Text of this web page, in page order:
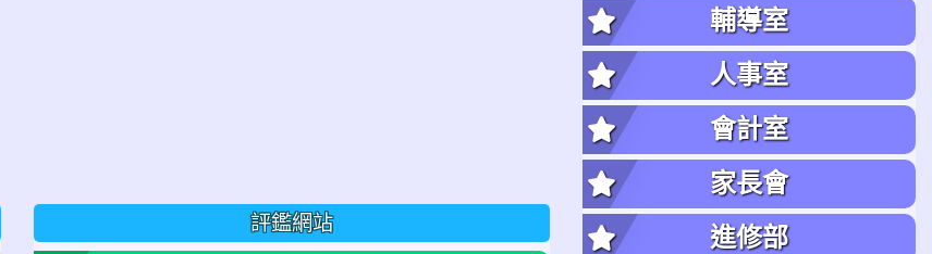
評鑑網站
輔導室
人事室
會計室
家長會
進修部